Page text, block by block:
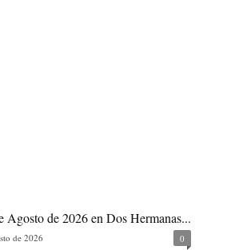
Agosto de 2026 en Dos Hermanas...
de 2026 0